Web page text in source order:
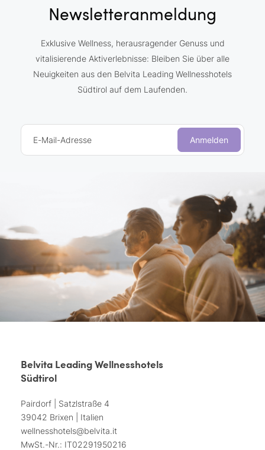
Newsletteranmeldung
Exklusive Wellness, herausragender Genuss und
vitalisierende Aktiverlebnisse: Bleiben Sie über alle
Neuigkeiten aus den Belvita Leading Wellnesshotels
Südtirol auf dem Laufenden.
E-Mail-Adresse Anmelden
Belvita Leading Wellnesshotels
Südtirol
Pairdorf | Satzlstraße 4
39042 Brixen | Italien
wellnesshotels@belvita.it
MwSt.-Nr.: IT02291950216